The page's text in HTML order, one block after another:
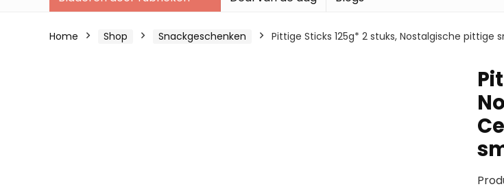
Home Shop Snackgeschenken Pittige Sticks 125g* 2 stuks, Nostalgische